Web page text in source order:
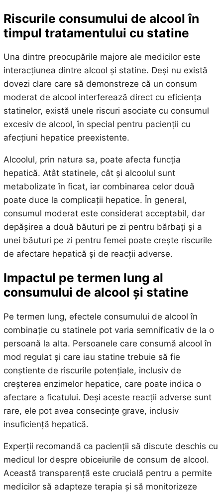
Riscurile consumului de alcool în
timpul tratamentului cu statine
Una dintre preocupările majore ale medicilor este
interacțiunea dintre alcool și statine. Deși nu există
dovezi clare care să demonstreze că un consum
moderat de alcool interferează direct cu eficiența
statinelor, există unele riscuri asociate cu consumul
excesiv de alcool, în special pentru pacienții cu
afecțiuni hepatice preexistente.
Alcoolul, prin natura sa, poate afecta funcția
hepatică. Atât statinele, cât și alcoolul sunt
metabolizate în ficat, iar combinarea celor două
poate duce la complicații hepatice. În general,
consumul moderat este considerat acceptabil, dar
depășirea a două băuturi pe zi pentru bărbați și a
unei băuturi pe zi pentru femei poate crește riscurile
de afectare hepatică și de reacții adverse.
Impactul pe termen lung al
consumului de alcool și statine
Pe termen lung, efectele consumului de alcool în
combinație cu statinele pot varia semnificativ de la o
persoană la alta. Persoanele care consumă alcool în
mod regulat și care iau statine trebuie să fie
conștiente de riscurile potențiale, inclusiv de
creșterea enzimelor hepatice, care poate indica o
afectare a ficatului. Deși aceste reacții adverse sunt
rare, ele pot avea consecințe grave, inclusiv
insuficiență hepatică.
Experții recomandă ca pacienții să discute deschis cu
medicul lor despre obiceiurile de consum de alcool.
Această transparență este crucială pentru a permite
medicilor să adapteze terapia și să monitorizeze